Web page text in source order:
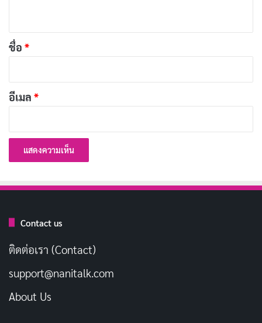
เลอร์จากนิยาย Bret Easton Ellis ที่ความหลอนคืบ
เผยแพร่เมื่อ: 1 วัน ที่ผ่านมา
ประวัติ Hono Watanabe นางเอก AV S1 ดาวรุ่ง
*
ชื่อ *
อีเมล *
Contact us
ติดต่อเรา (Contact)
support@nanitalk.com
About Us